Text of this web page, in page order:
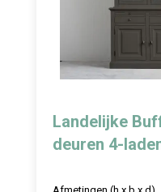
Landelijke
deuren 4-